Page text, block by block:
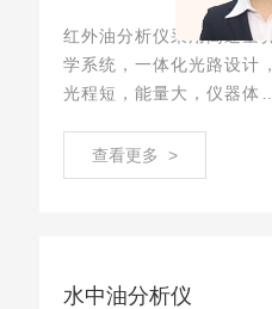
红外油分析仪采用高通量
学系统，一体化光路设计，
光程短，能量大，仪器体积
收，符合红外光谱特点要
求，稳定性好，信噪比高。
查看更多 >
水中油分析仪